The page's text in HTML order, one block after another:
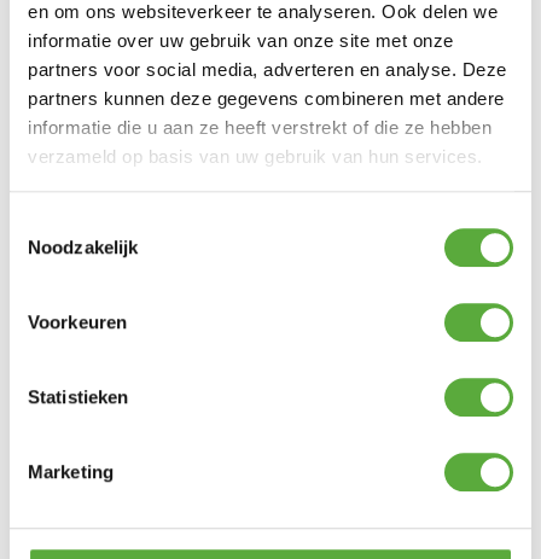
en om ons websiteverkeer te analyseren. Ook delen we
informatie over uw gebruik van onze site met onze
partners voor social media, adverteren en analyse. Deze
partners kunnen deze gegevens combineren met andere
informatie die u aan ze heeft verstrekt of die ze hebben
verzameld op basis van uw gebruik van hun services.
Noodzakelijk
Voorkeuren
Statistieken
Marketing
Kopersbescherming met Trusted Shops
SKU14017.412.244.00
Categorie Tuinverlichting
Merk
SUNS
Kleur
Groen
Lengte